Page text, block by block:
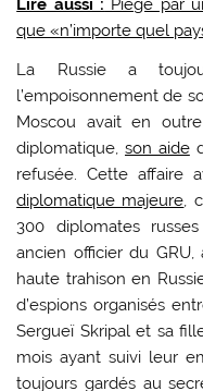
Lire aussi : Piégé par
que «n’importe quel
La Russie a
l’empoisonnement de
Moscou avait en
diplomatique,son aide
refusée. Cette affaire
diplomatique majeure,
300 diplomates
ancien officier du
haute trahison en
d’espions organisés
Sergueï Skripal et sa
mois ayant suivi leur
toujours gardés au